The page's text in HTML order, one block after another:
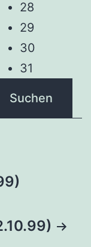
28
29
30
31
Suchen